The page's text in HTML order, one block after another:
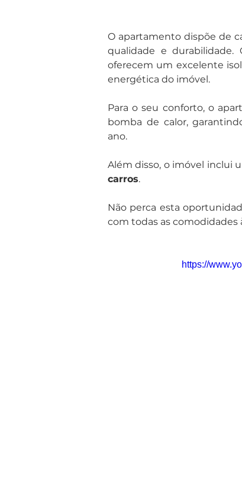
O apartamento dispõe de
qualidade e durabilidade.
oferecem um excelente
energética do imóvel.
Para o seu conforto, o
bomba de calor,
ano.
Além disso, o imóvel inclui
carros.
Não perca esta
com todas as comodidades
https://